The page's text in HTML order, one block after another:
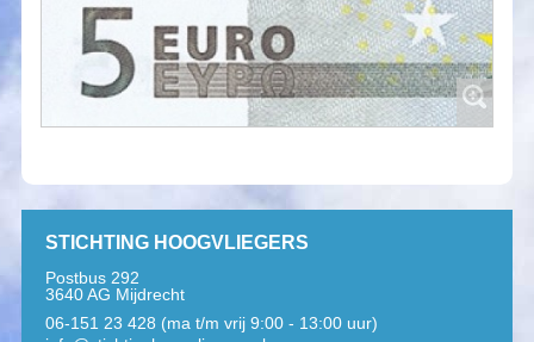
STICHTING HOOGVLIEGERS
Postbus 292
3640 AG Mijdrecht
06-151 23 428 (ma t/m vrij 9:00 - 13:00 uur)